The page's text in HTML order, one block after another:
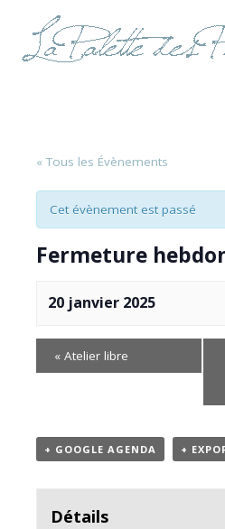
« Tous les Évènements
Cet évènement est passé
Fermeture
20 janvier 2025
« Atelier libre
+ GOOGLE AGENDA +
Détails